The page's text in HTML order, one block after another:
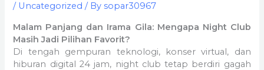
/ Uncategorized / Bysopar30967
Malam Panjang dan Irama Gila: Mengapa Night Club
Masih Jadi Pilihan Favorit?
Di tengah gempuran teknologi, konser virtual, dan
hiburan digital 24 jam, night club tetap berdiri gagah